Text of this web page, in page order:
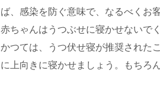
ば、感染を防ぐ意味で、なるべくお
赤ちゃんはうつぶせに寝かせないで
かつては、うつ伏せ寝が推奨された
に上向きに寝かせましょう。もちろ